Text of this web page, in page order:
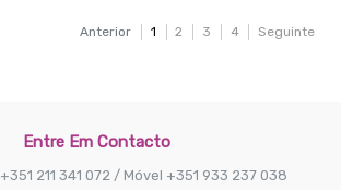
Anterior 1 2 3 4 Seguinte
Entre Em Contacto
+351 211 341 072 / Móvel +351 933 237 038